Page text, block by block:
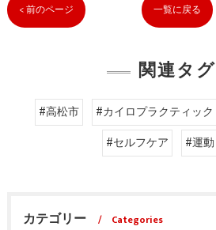
< 前のページ 一覧に戻る
関連タグ
#高松市 #カイロプラクティック
#セルフケア
#運動
カテゴリー
Categories